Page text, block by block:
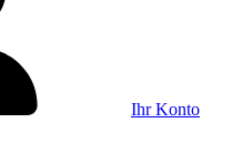
Ihr Konto